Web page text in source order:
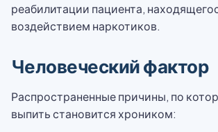
реабилитации пациента,
воздействием наркотиков.
Человеческий фактор
Распространенные причины, по
выпить становится хроником: